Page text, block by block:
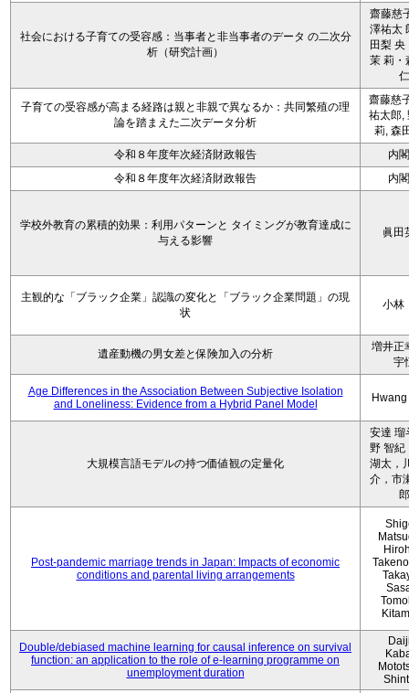
社会における子育ての受容感：当事者と非当事者のデータ の二次分
析（研究計画）
齋藤慈
澤祐太
田梨 央
茉 莉・
仁
子育ての受容感が高まる経路は親と非親で異なるか：共同繁殖の理
論を踏まえた二次データ分析
齋藤慈
祐太郎,
莉, 森
令和８年度年次経済財政報告
内
令和８年度年次経済財政報告
内
学校外教育の累積的効果：利用パターンと タイミングが教育達成に
与える影響
眞田
主観的な「ブラック企業」認識の変化と「ブラック企業問題」の現
状
小
遺産動機の男女差と保険加入の分析
増井正
宇
Age Differences in the Association Between Subjective Isolation
and Loneliness: Evidence from a Hybrid Panel Model
大規模言語モデルの持つ価値観の定量化
安達 瑠
野 智紀
湖太，
介，市
郎
Post-pandemic marriage trends in Japan: Impacts of economic
conditions and parental living arrangements
Double/debiased machine learning for causal inference on survival
function: an application to the role of e-learning programme on
unemployment duration